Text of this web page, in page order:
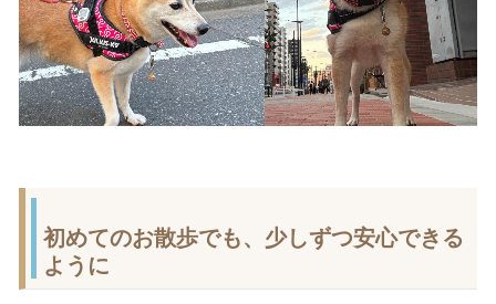
初めてのお散歩でも、少しずつ安心できる
ように